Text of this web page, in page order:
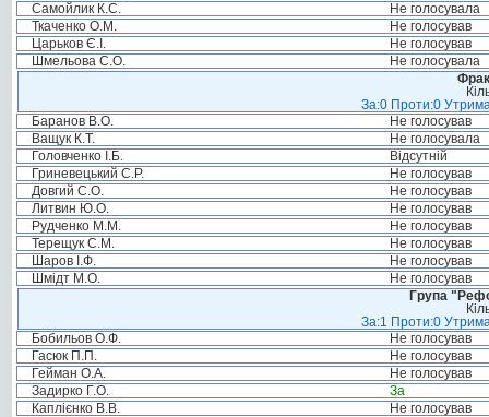
Самойлик К.С.
Не голосувала
Ткаченко О.М.
Не голосував
Царьков Є.І.
Не голосував
Шмельова С.О.
Не голосувала
За:0 Проти:0
Баранов В.О.
Не голосував
Ващук К.Т.
Не голосувала
Головченко І.Б.
Відсутній
Гриневецький С.Р.
Не голосував
Довгий С.О.
Не голосував
Литвин Ю.О.
Не голосував
Рудченко М.М.
Не голосував
Терещук С.М.
Не голосував
Шаров І.Ф.
Не голосував
Шмідт М.О.
Не голосував
Група
За:1 Проти:0
Бобильов О.Ф.
Не голосував
Гасюк П.П.
Не голосував
Гейман О.А.
Не голосував
Задирко Г.О.
За
Каплієнко В.В.
Не голосував